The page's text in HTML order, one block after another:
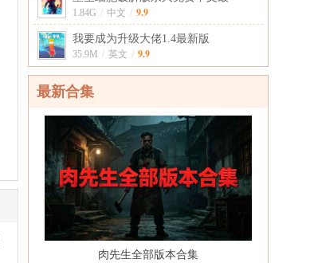
1.84G / 中文 / 9.9
我要成为升级大佬1.4最新版
35.9M / 英文 / 9.9
最新合集
肉先生全部版本合集